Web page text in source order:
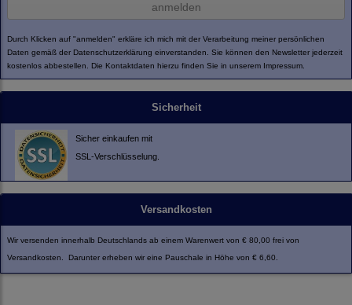
anmelden
Durch Klicken auf "anmelden" erkläre ich mich mit der Verarbeitung meiner persönlichen
Daten gemäß der Datenschutzerklärung einverstanden. Sie können den Newsletter jederzeit
kostenlos abbestellen. Die Kontaktdaten hierzu finden Sie in unserem Impressum.
Sicherheit
Sicher einkaufen mit
SSL-Verschlüsselung.
Versandkosten
Wir versenden innerhalb Deutschlands ab einem Warenwert von € 80,00 frei von
Versandkosten. Darunter erheben wir eine Pauschale in Höhe von € 6,60.